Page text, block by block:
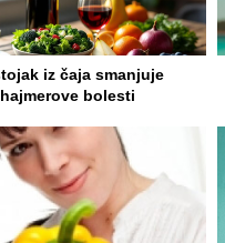
iz čaja smanjuje
bolesti